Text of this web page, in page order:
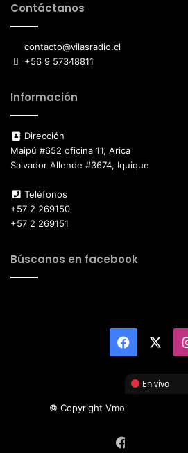
Contáctanos
contacto@vilasradio.cl
+56 9 57348811
Información
Dirección
Maipú #652 oficina 11, Arica
Salvador Allende #3674, Iquique
Teléfonos
+57 2 269150
+57 2 269151
Búscanos en facebook
Facebook
© Copyright Vmotor TI 2026, All
En vivo